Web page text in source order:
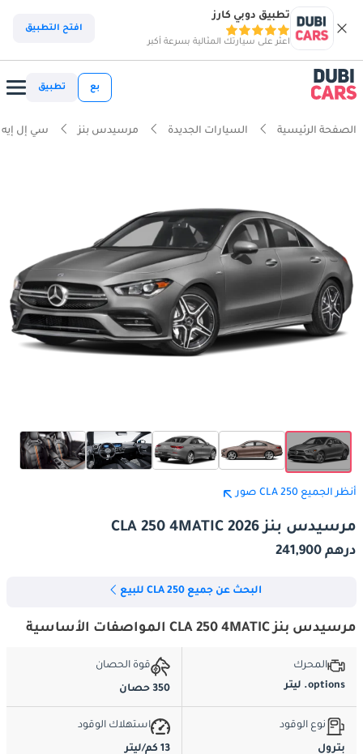
تطبيق دوبي كارز
اعثر على سيارتك المثالية بسرعة أكبر
افتح التطبيق
بع تطبيق
الصفحة الرئيسية السيارات الجديدة مرسيدس بنز سي إل
أنظر الجميع CLA 250 صور
مرسيدس بنز CLA 250 4MATIC 2026
درهم 241,900
البحث عن جميع CLA 250 للبيع
مرسيدس بنز CLA 250 4MATIC المواصفات الأساسية
المحرك
options. ليتر
قوة الحصان
350 حصان
نوع الوقود
بترول
استهلاك الوقود
13 كم/ليتر